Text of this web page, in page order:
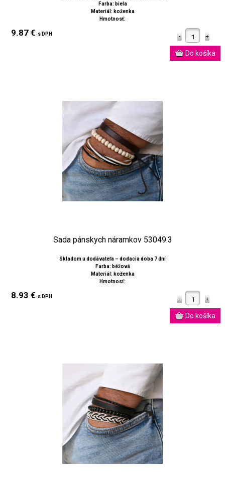
Farba: biela
Materiál: koženka
Hmotnosť:
9.87 € s DPH
Sada pánskych náramkov 53049.3
Skladom u dodávateľa – dodacia doba 7 dní
Farba: béžová
Materiál: koženka
Hmotnosť:
8.93 € s DPH